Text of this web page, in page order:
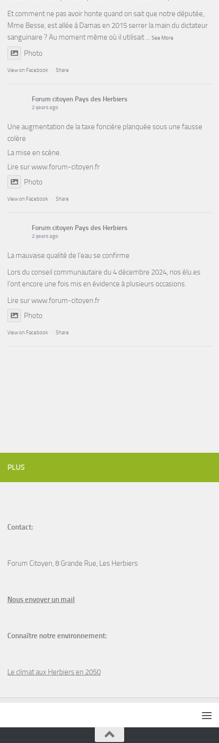
Et comment ne pas avoir honte quand on sait que notre députée,
Mme Besse, est allée à Damas en 2015 serrer la main du dictateur
sanguinaire ? Au moment même où il utilisait ... See More
Photo
View on Facebook · Share
Forum citoyen Pays des Herbiers
2 years ago
Une augmentation de la taxe foncière planquée sous une fausse
colère
La mise en scène.
Lire surwww.forum-citoyen.fr
Photo
View on Facebook · Share
Forum citoyen Pays des Herbiers
2 years ago
La mauvaise qualité de l’eau se confirme
Lors du conseil communautaire du 4 décembre 2024, nos élu.es
l’ont encore une fois mis en évidence à plusieurs occasions.
Lire surwww.forum-citoyen.fr
Photo
View on Facebook · Share
PLUS
Contact:
Forum Citoyen, 8 Grande Rue, Les Herbiers
Nous envoyer un mail
Connaître notre environnement:
Le climat aux Herbiers en 2050